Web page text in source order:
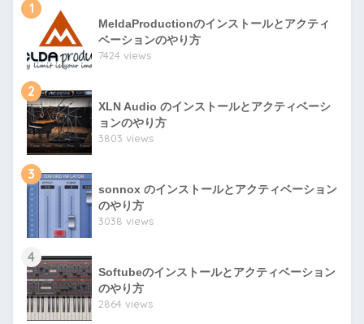
1
MeldaProductionのインストールとアクティ
ベーションのやり方
7424 views
2
XLN Audio のインストールとアクティベーシ
ョンのやり方
3803 views
3
sonnox のインストールとアクティベーション
のやり方
3038 views
4
Softubeのインストールとアクティベーション
のやり方
2864 views